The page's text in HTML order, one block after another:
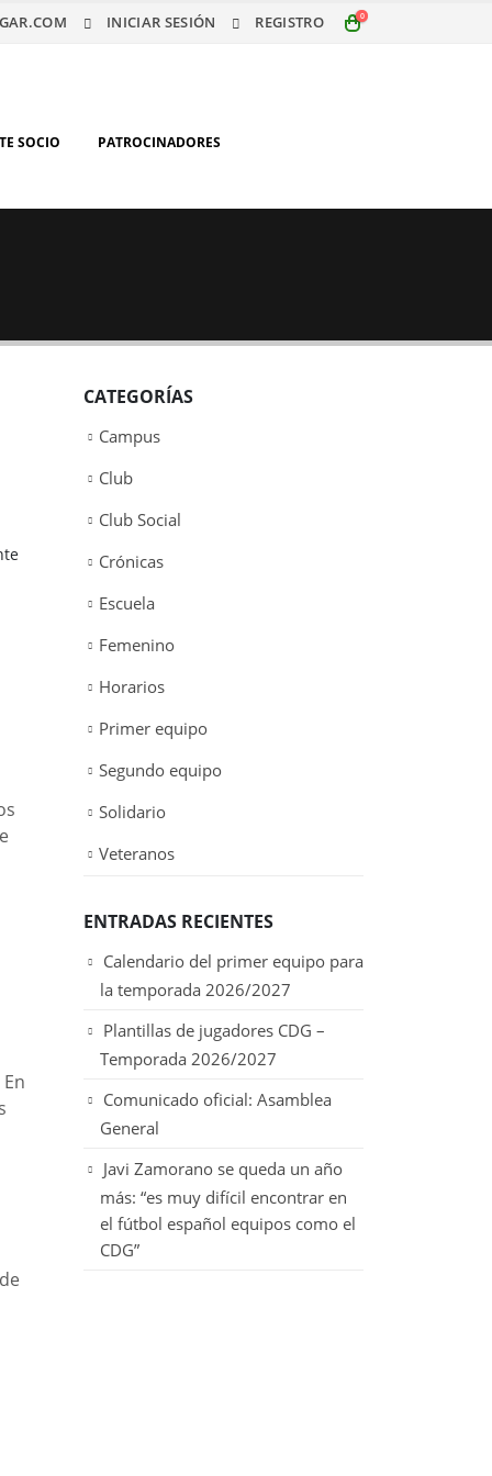
INICIAR SESIÓN REGISTRO 0
SOCIO PATROCINADORES
CATEGORÍAS
Campus
Club
Club Social
Crónicas
Escuela
Femenino
Horarios
Primer equipo
Segundo equipo
Solidario
Veteranos
ENTRADAS RECIENTES
Calendario del primer equipo para
la temporada 2026/2027
Plantillas de jugadores CDG –
Temporada 2026/2027
Comunicado oficial: Asamblea
General
Javi Zamorano se queda un año
más: “es muy difícil encontrar en
el fútbol español equipos como el
CDG”